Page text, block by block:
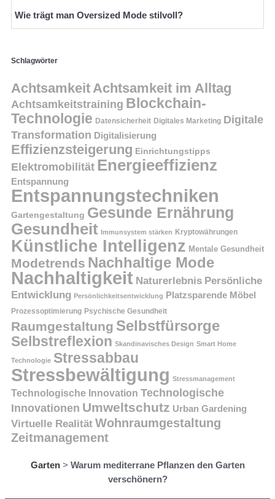
Wie trägt man Oversized Mode stilvoll?
Schlagwörter
Achtsamkeit Achtsamkeit im Alltag
Achtsamkeitstraining Blockchain-
Technologie Datensicherheit Digitales Marketing Digitale
Transformation Digitalisierung
Effizienzsteigerung Einrichtungstipps
Elektromobilität Energieeffizienz
Entspannung
Entspannungstechniken
Gartengestaltung Gesunde Ernährung
Gesundheit Immunsystem stärken Kryptowährungen
Künstliche Intelligenz Mentale Gesundheit
Modetrends Nachhaltige Mode
Nachhaltigkeit Naturerlebnis Persönliche
Entwicklung Persönlichkeitsentwicklung Platzsparende Möbel
Prozessoptimierung Psychische Gesundheit
Raumgestaltung Selbstfürsorge
Selbstreflexion Skandinavisches Design Smart Home
Technologie Stressabbau
Stressbewältigung Stressmanagement
Technologische Innovation Technologische
Innovationen Umweltschutz Urban Gardening
Virtuelle Realität Wohnraumgestaltung
Zeitmanagement
Garten> Warum mediterrane Pflanzen den Garten
verschönern?